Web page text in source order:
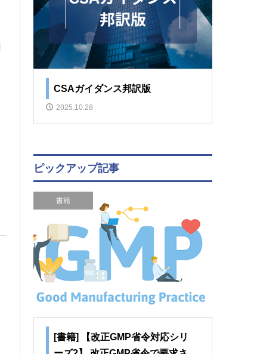
CSAガイダンス邦訳版
2025.10.28
ピックアップ記事
書籍
[書籍] 【改正GMP省令対応シリ